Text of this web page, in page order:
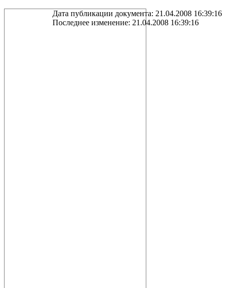
Дата публикации документа: 21.04.2008 16:39:16
Последнее изменение: 21.04.2008 16:39:16